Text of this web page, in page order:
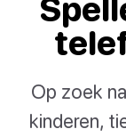
Op zoek
kinderen,